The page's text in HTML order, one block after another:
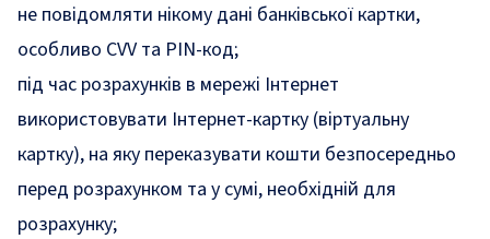
не повідомляти нікому дані банківської картки,
особливо CVV та PIN-код;
під час розрахунків в мережі Інтернет
використовувати Інтернет-картку (віртуальну
картку), на яку переказувати кошти безпосередньо
перед розрахунком та у сумі, необхідній для
розрахунку;